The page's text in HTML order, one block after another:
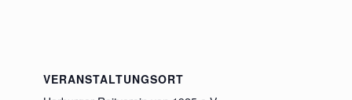
VERANSTALTUNGSORT